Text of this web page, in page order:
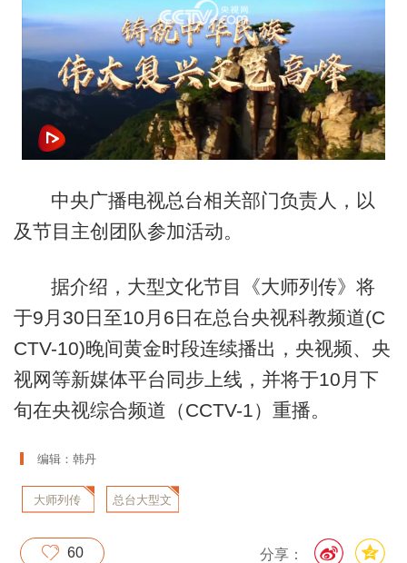
网络开小差了，请稍后再试
中央广播电视总台相关部门负责人，以
及节目主创团队参加活动。
据介绍，大型文化节目《大师列传》将
于9月30日至10月6日在总台央视科教频道(C
CTV-10)晚间黄金时段连续播出，央视频、央
视网等新媒体平台同步上线，并将于10月下
旬在央视综合频道（CCTV-1）重播。
编辑：韩丹
大师列传 总台大型文
分享：
60